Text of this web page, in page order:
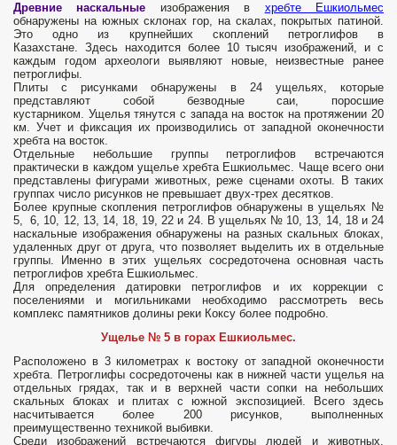
Древние наскальные изображения в хребте Ешкиольмес
обнаружены на южных склонах гор, на скалах, покрытых патиной.
Это одно из крупнейших скоплений петроглифов в
Казахстане. Здесь находится более 10 тысяч изображений, и с
каждым годом археологи выявляют новые, неизвестные ранее
петроглифы.
Плиты с рисунками обнаружены в 24 ущельях, которые
представляют собой безводные саи, поросшие
кустарником. Ущелья тянутся с запада на восток на протяжении 20
км. Учет и фиксация их производились от западной оконечности
хребта на восток.
Отдельные небольшие группы петроглифов встречаются
практически в каждом ущелье хребта Ешкиольмес. Чаще всего они
представлены фигурами животных, реже сценами охоты. В таких
группах число рисунков не превышает двух-трех десятков.
Более крупные скопления петроглифов обнаружены в ущельях №
5, 6, 10, 12, 13, 14, 18, 19, 22 и 24. В ущельях № 10, 13, 14, 18 и 24
наскальные изображения обнаружены на разных скальных блоках,
удаленных друг от друга, что позволяет выделить их в отдельные
группы. Именно в этих ущельях сосредоточена основная часть
петроглифов хребта Ешкиольмес.
Для определения датировки петроглифов и их коррекции с
поселениями и могильниками необходимо рассмотреть весь
комплекс памятников долины реки Коксу более подробно.
Ущелье № 5 в горах Ешкиольмес.
Расположено в 3 километрах к востоку от западной оконечности
хребта. Петроглифы сосредоточены как в нижней части ущелья на
отдельных грядах, так и в верхней части сопки на небольших
скальных блоках и плитах с южной экспозицией. Всего здесь
насчитывается более 200 рисунков, выполненных
преимущественно техникой выбивки.
Среди изображений встречаются фигуры людей и животных.